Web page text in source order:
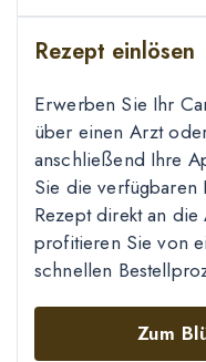
Rezept einlösen
Erwerben Sie Ihr
über einen Arzt
anschließend Ihre
Sie die verfügbaren
Rezept direkt an
profitieren Sie von
schnellen
Zum